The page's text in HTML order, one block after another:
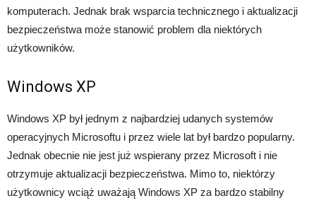
komputerach. Jednak brak wsparcia technicznego i aktualizacji
bezpieczeństwa może stanowić problem dla niektórych
użytkowników.
Windows XP
Windows XP był jednym z najbardziej udanych systemów
operacyjnych Microsoftu i przez wiele lat był bardzo popularny.
Jednak obecnie nie jest już wspierany przez Microsoft i nie
otrzymuje aktualizacji bezpieczeństwa. Mimo to, niektórzy
użytkownicy wciąż uważają Windows XP za bardzo stabilny